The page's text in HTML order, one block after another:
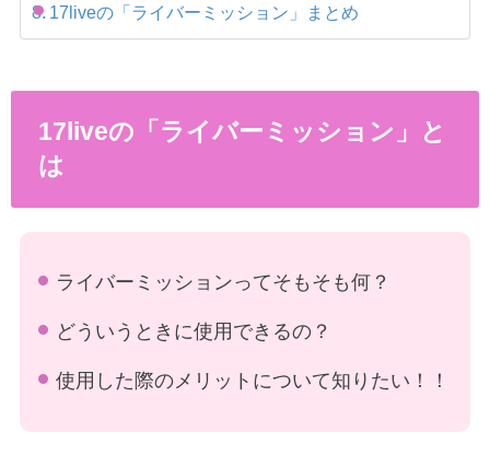
17liveの「ライバーミッション」まとめ
17liveの「ライバーミッション」と
は
ライバーミッションってそもそも何？
どういうときに使用できるの？
使用した際のメリットについて知りたい！！